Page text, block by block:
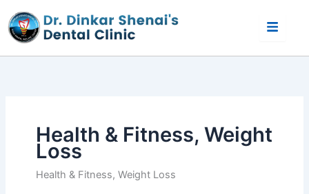
to
content
Health & Fitness, Weight
Loss
Health & Fitness, Weight Loss